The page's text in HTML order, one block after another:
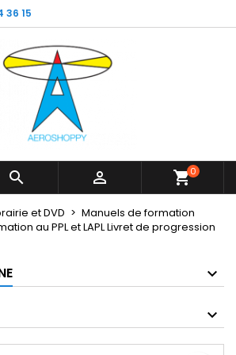
36 15
  shopping_cart0
et DVD
Manuels de formation
au PPL et LAPL Livret de progression
×
list
liste d'envies ×
×
connecté pour ajouter des produits
Annuler